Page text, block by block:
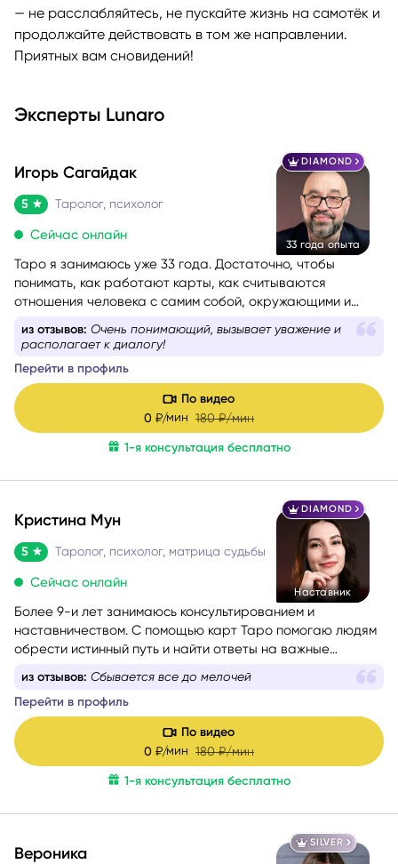
— не расслабляйтесь, не пускайте жизнь на самотёк и
продолжайте действовать в том же направлении.
Приятных вам сновидений!
Эксперты Lunaro
DIAMOND
33 года опыта
Игорь Сагайдак
5 Таролог, психолог
Сейчас онлайн
Таро я занимаюсь уже 33 года. Достаточно, чтобы
понимать, как работают карты, как считываются
отношения человека с самим собой, окружающими и
собеседника — бережно и с вниманием. Как
необходимости использую техники гармонизации
эмоционального состояния.Работаю с метафорическими
ассоциативными картами, позволяющими глубже
раскрыть беспокоящую ситуацию, найти ресурсы в себе
из отзывов: Очень понимающий, вызывает уважение и
располагает к диалогу!
Перейти в профиль
По видео
0 ₽/мин180 ₽/мин
1-я консультация бесплатно
DIAMOND
Наставник
Кристина Мун
5 Таролог, психолог, матрица судьбы
Сейчас онлайн
Более 9-и лет занимаюсь консультированием и
наставничеством. С помощью карт Таро помогаю людям
обрести истинный путь и найти ответы на важные
из отзывов: Сбывается все до мелочей
Перейти в профиль
По видео
0 ₽/мин180 ₽/мин
1-я консультация бесплатно
SILVER
Вероника